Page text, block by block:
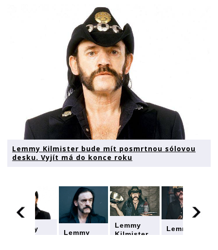
Lemmy Kilmister bude mít posmrtnou sólovou
desku. Vyjít má do konce roku
Lemmy
Lemmy
Lemmy
Kilmister
Lemmy